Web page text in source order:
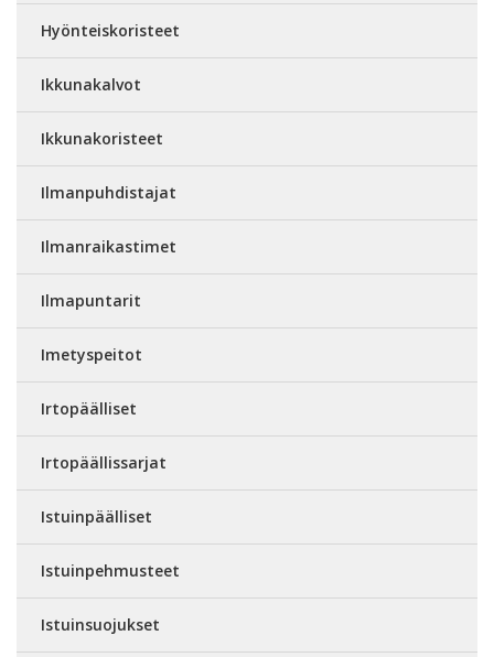
Hyönteiskoristeet
Ikkunakalvot
Ikkunakoristeet
Ilmanpuhdistajat
Ilmanraikastimet
Ilmapuntarit
Imetyspeitot
Irtopäälliset
Irtopäällissarjat
Istuinpäälliset
Istuinpehmusteet
Istuinsuojukset